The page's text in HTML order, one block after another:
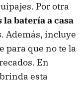
Por otra
la batería a casa
Además, incluye
para que no te la
En
esta